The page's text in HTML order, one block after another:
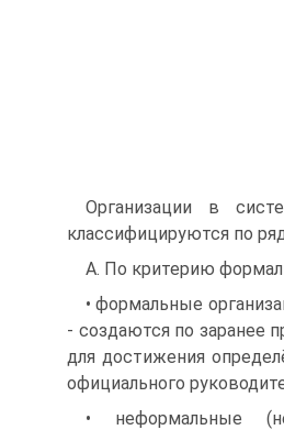
Организации в
классифицируются по
A. По критерию
• формальные
- создаются по заранее
для достижения
официального
• неформальные